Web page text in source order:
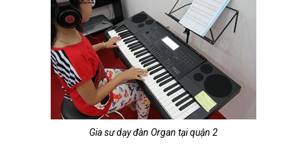
Gia sư dạy đàn Organ tại quận 2